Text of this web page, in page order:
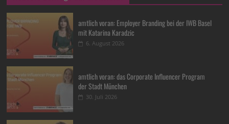
amtlich voran: Employer Branding bei der IWB Basel
mit Katarina Karadzic
6. August 2026
amtlich voran: das Corporate Influencer Program
der Stadt München
30. Juli 2026